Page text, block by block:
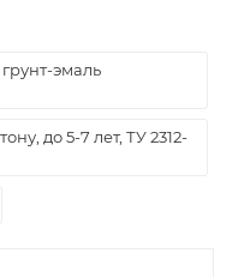
эмаль
до 5-7 лет, ТУ 2312-